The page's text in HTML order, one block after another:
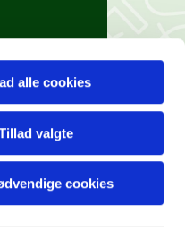
alle cookies
valgte
cookies